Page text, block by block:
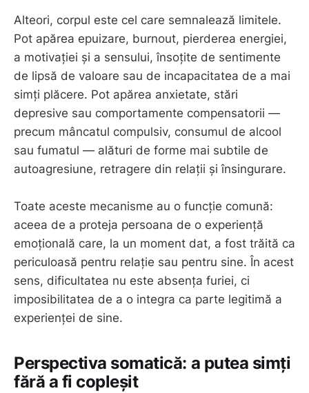
Alteori, corpul este cel care semnalează limitele.
Pot apărea epuizare, burnout, pierderea energiei,
a motivației și a sensului, însoțite de sentimente
de lipsă de valoare sau de incapacitatea de a mai
simți plăcere. Pot apărea anxietate, stări
depresive sau comportamente compensatorii —
precum mâncatul compulsiv, consumul de alcool
sau fumatul — alături de forme mai subtile de
autoagresiune, retragere din relații și însingurare.
Toate aceste mecanisme au o funcție comună:
aceea de a proteja persoana de o experiență
emoțională care, la un moment dat, a fost trăită ca
periculoasă pentru relație sau pentru sine. În acest
sens, dificultatea nu este absența furiei, ci
imposibilitatea de a o integra ca parte legitimă a
experienței de sine.
Perspectiva somatică: a putea simți
fără a fi copleșit